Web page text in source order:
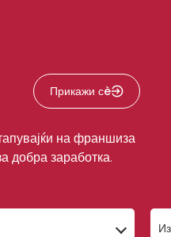
Прикажи сè
на франшиза
добра заработка.